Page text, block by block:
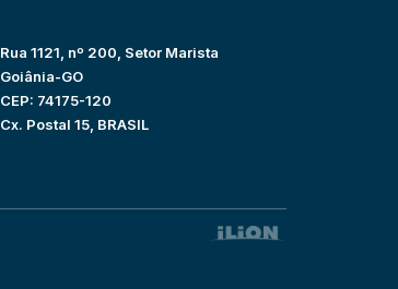
Rua 1121, nº 200, Setor Marista
Goiânia-GO
CEP: 74175-120
Cx. Postal 15, BRASIL